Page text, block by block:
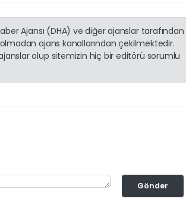
Ajansı (DHA) ve diğer ajanslar tarafından
ajans kanallarından çekilmektedir.
olup sitemizin hiç bir editörü sorumlu
Gönder